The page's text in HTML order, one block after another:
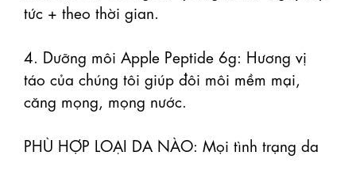
tức + theo thời gian.
4. Dưỡng môi Apple Peptide 6g: Hương vị
táo của chúng tôi giúp đôi môi mềm mại,
căng mọng, mọng nước.
PHÙ HỢP LOẠI DA NÀO: Mọi tình trạng da